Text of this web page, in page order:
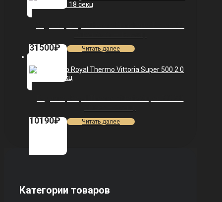
31500₽ Читать далее
10190₽ Читать далее
Категории товаров